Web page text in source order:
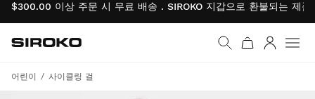
$300.00 이상 주문 시 무료 배송 . SIROKO 지갑으로 환불되는 제
홈페이지로 이동
Siroko.com
어린이 사이클링 걸